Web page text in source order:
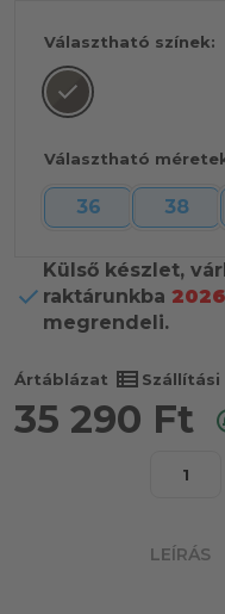
Választható színek:
Választható
36 38
Külső készlet,
raktárunkba
megrendeli.
Ártáblázat view_list
35 290 Ft
LEÍRÁS